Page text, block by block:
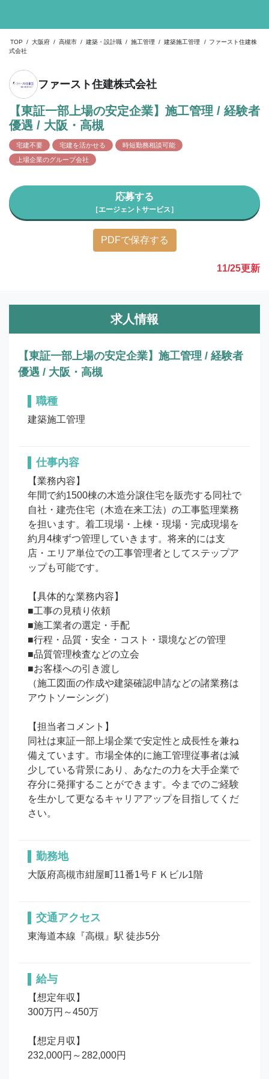
TOP / 大阪府 / 高槻市 / 建築・設計職 / 施工管理 / 建築施工管理 / ファースト住建株
式会社
ファースト住建株式会社
【東証一部上場の安定企業】施工管理 / 経験者
優遇 / 大阪・高槻
宅建不要 宅建を活かせる
時短勤務相談可能
上場企業のグループ会社
応募する
［エージェントサービス］
PDFで保存する
11/25更新
求人情報
【東証一部上場の安定企業】施工管理 / 経験者
優遇 / 大阪・高槻
職種
建築施工管理
仕事内容
【業務内容】
年間で約1500棟の木造分譲住宅を販売する同社で
自社・建売住宅（木造在来工法）の工事監理業務
を担います。着工現場・上棟・現場・完成現場を
約月4棟ずつ管理していきます。将来的には支
店・エリア単位での工事管理者としてステップア
ップも可能です。
【具体的な業務内容】
■工事の見積り依頼
■施工業者の選定・手配
■行程・品質・安全・コスト・環境などの管理
■品質管理検査などの立会
■お客様への引き渡し
（施工図面の作成や建築確認申請などの諸業務は
アウトソーシング）
【担当者コメント】
同社は東証一部上場企業で安定性と成長性を兼ね
備えています。市場全体的に施工管理従事者は減
少している背景にあり、あなたの力を大手企業で
存分に発揮することができます。今までのご経験
を生かして更なるキャリアアップを目指してくだ
さい。
勤務地
大阪府高槻市紺屋町11番1号ＦＫビル1階
交通アクセス
東海道本線『高槻』駅 徒歩5分
給与
【想定年収】
300万円～450万
【想定月収】
232,000円～282,000円